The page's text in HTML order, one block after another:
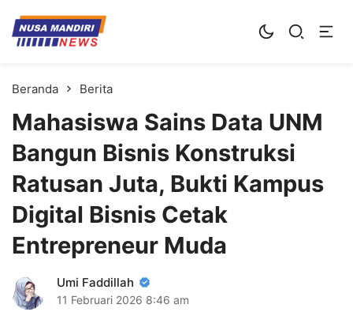
Kampus Digital Bisnis
Universitas Nusa Mandiri
Beranda Berita
Mahasiswa Sains Data UNM
Bangun Bisnis Konstruksi
Ratusan Juta, Bukti Kampus
Digital Bisnis Cetak
Entrepreneur Muda
Umi Faddillah
11 Februari 2026 8:46 am